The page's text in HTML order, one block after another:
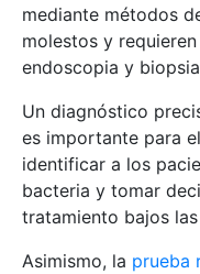
mediante métodos
molestos y
endoscopia y
Un diagnóstico
es importante para
identificar a los
bacteria y tomar
tratamiento bajos
Asimismo, la prueba